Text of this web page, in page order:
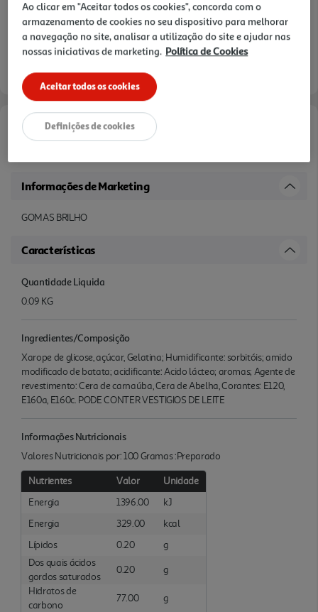
Documentação:
Informações de Marketing
GOMAS BRILHO
Características
Quantidade Liquida
0.09 KG
Ingredientes/Composição
Xarope de glicose, açúcar, Gelatina; Humidificante: sorbitóis; amido
modificado de batata; acidificante: Acido lácteo; aromas; Agente de
revestimento: Cera de carnaúba, Cera de Abelha, Corantes: E120,
E160a, E160c. PODE CONTER VESTIGIOS DE LEITE
Informações Nutricionais
Valores Nutricionais por: 100 Gramas :Preparado
Nutrientes Valor
Unidade
Energia
1396.00
kJ
Energia
329.00
kcal
Lípidos
0.20
g
Dos quais ácidos
gordos saturados
0.20
g
Hidratos de
carbono
77.00
g
Ao clicar em "Aceitar todos os cookies", concorda com o
armazenamento de cookies no seu dispositivo para melhorar
a navegação no site, analisar a utilização do site e ajudar nas
nossas iniciativas de marketing. Política de Cookies
Aceitar todos os cookies
Definições de cookies